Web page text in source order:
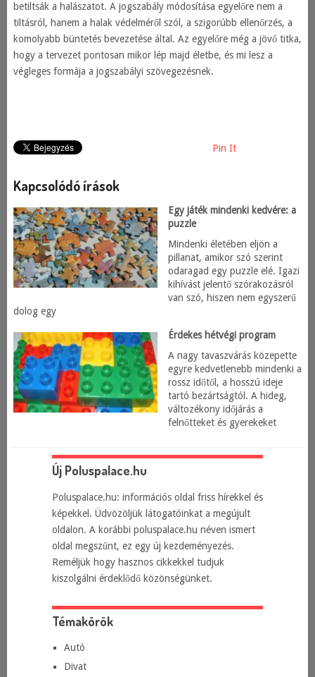
betiltsák a halászatot. A jogszabály módosítása egyelőre nem a
tiltásról, hanem a halak védelméről szól, a szigorúbb ellenőrzés, a
komolyabb büntetés bevezetése által. Az egyelőre még a jövő titka,
hogy a tervezet pontosan mikor lép majd életbe, és mi lesz a
végleges formája a jogszabályi szövegezésnek.
Pin It
Kapcsolódó írások
Egy játék mindenki kedvére: a
puzzle
Mindenki életében eljön a
pillanat, amikor szó szerint
odaragad egy puzzle elé. Igazi
kihívást jelentő szórakozásról
van szó, hiszen nem egyszerű
dolog egy
Érdekes hétvégi program
A nagy tavaszvárás közepette
egyre kedvetlenebb mindenki a
rossz időtől, a hosszú ideje
tartó bezártságtól. A hideg,
változékony időjárás a
felnőtteket és gyerekeket
Új Poluspalace.hu
Poluspalace.hu: információs oldal friss hírekkel és
képekkel. Üdvözöljük látogatóinkat a megújult
oldalon. A korábbi poluspalace.hu néven ismert
oldal megszűnt, ez egy új kezdeményezés.
Reméljük hogy hasznos cikkekkel tudjuk
kiszolgálni érdeklődő közönségünket.
Témakörök
Autó
Divat